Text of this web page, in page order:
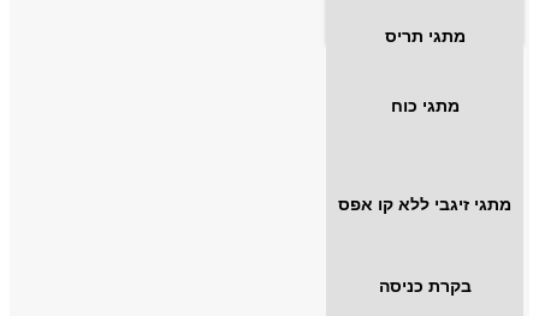
מתגי תריס
מתגי כוח
מתגי זיגבי ללא קו אפס
בקרת כניסה